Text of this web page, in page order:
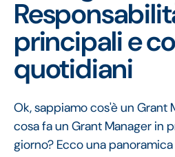
principali e
quotidiani
Ok, sappiamo cos'è un Grant
cosa fa un Grant Manager in
giorno? Ecco una